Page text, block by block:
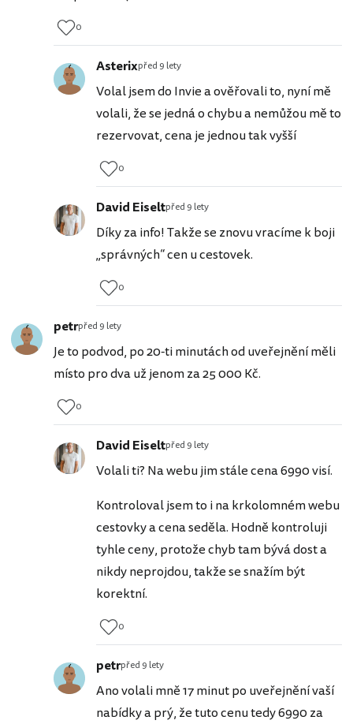
0
Asterixpřed 9 lety
Volal jsem do Invie a ověřovali to, nyní mě
volali, že se jedná o chybu a nemůžou mě to
rezervovat, cena je jednou tak vyšší
0
David Eiseltpřed 9 lety
Díky za info! Takže se znovu vracíme k boji
„správných“ cen u cestovek.
0
petrpřed 9 lety
Je to podvod, po 20-ti minutách od uveřejnění měli
místo pro dva už jenom za 25 000 Kč.
0
David Eiseltpřed 9 lety
Volali ti? Na webu jim stále cena 6990 visí.
Kontroloval jsem to i na krkolomném webu
cestovky a cena seděla. Hodně kontroluji
tyhle ceny, protože chyb tam bývá dost a
nikdy neprojdou, takže se snažím být
korektní.
0
petrpřed 9 lety
Ano volali mně 17 minut po uveřejnění vaší
nabídky a prý, že tuto cenu tedy 6990 za